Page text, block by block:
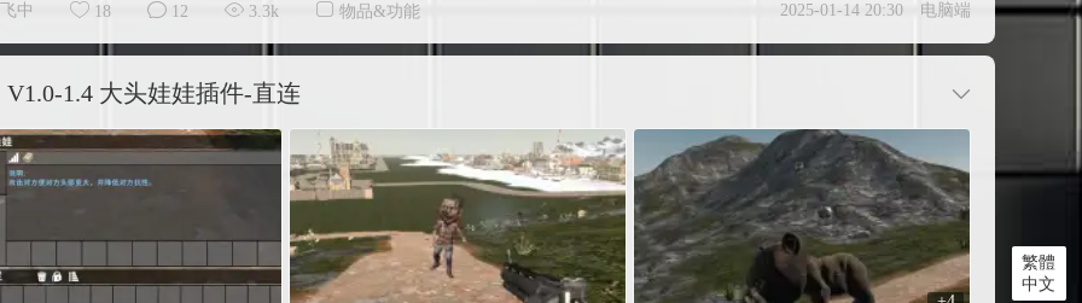
中 18 12 3.3k 物品&功能 2025-01-14 20:30 电脑端
V1.0-1.4 大头娃娃插件-直连
繁體
中文